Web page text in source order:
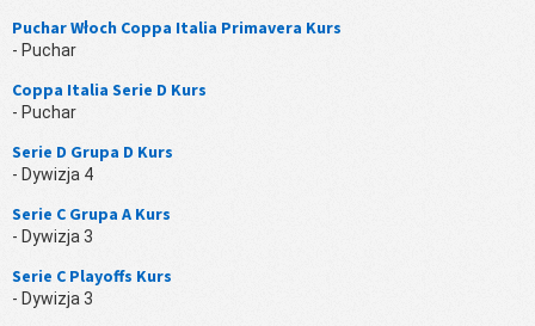
Puchar Włoch Coppa Italia Primavera Kurs
- Puchar
Coppa Italia Serie D Kurs
- Puchar
Serie D Grupa D Kurs
- Dywizja 4
Serie C Grupa A Kurs
- Dywizja 3
Serie C Playoffs Kurs
- Dywizja 3